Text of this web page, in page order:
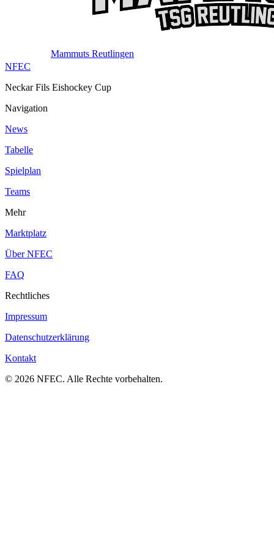
Mammuts Reutlingen
NFEC
Neckar Fils Eishockey Cup
Navigation
News
Tabelle
Spielplan
Teams
Mehr
Marktplatz
Über NFEC
FAQ
Rechtliches
Impressum
Datenschutzerklärung
Kontakt
© 2026 NFEC. Alle Rechte vorbehalten.